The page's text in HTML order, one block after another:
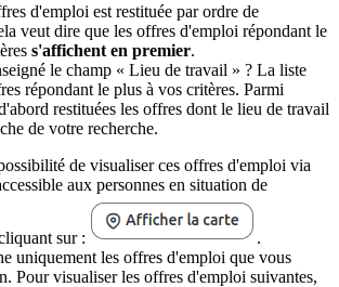
d'emploi est restituée par ordre de
veut dire que les offres d'emploi répondant le
s'affichent en premier.
le champ « Lieu de travail » ? La liste
répondant le plus à vos critères. Parmi
restituées les offres dont le lieu de travail
de votre recherche.
de visualiser ces offres d'emploi via
aux personnes en situation de
sur :
.
uniquement les offres d'emploi que vous
Pour visualiser les offres d'emploi suivantes,